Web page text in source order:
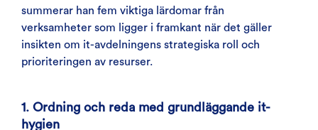
summerar han fem viktiga lärdomar från
verksamheter som ligger i framkant när det gäller
insikten om it-avdelningens strategiska roll och
prioriteringen av resurser.
1. Ordning och reda med grundläggande it-
hygien